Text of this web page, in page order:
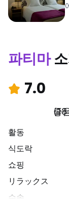
파티마
7.0
좋
(18
활동
식도락
쇼핑
リラックス
수송